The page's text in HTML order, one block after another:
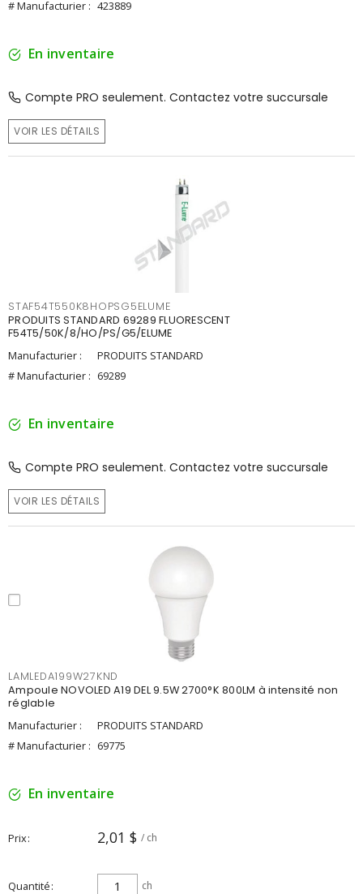
# Manufacturier : 423889
En inventaire
Compte PRO seulement. Contactez votre succursale
VOIR LES DÉTAILS
STAF54T550K8HOPSG5ELUME
PRODUITS STANDARD 69289 FLUORESCENT
F54T5/50K/8/HO/PS/G5/ELUME
Manufacturier :
PRODUITS STANDARD
# Manufacturier : 69289
En inventaire
Compte PRO seulement. Contactez votre succursale
VOIR LES DÉTAILS
LAMLEDA199W27KND
Ampoule NOVOLED A19 DEL 9.5W 2700°K 800LM à intensité non
réglable
Manufacturier :
PRODUITS STANDARD
# Manufacturier : 69775
En inventaire
Prix 2,01 $ / ch
Quantité ch